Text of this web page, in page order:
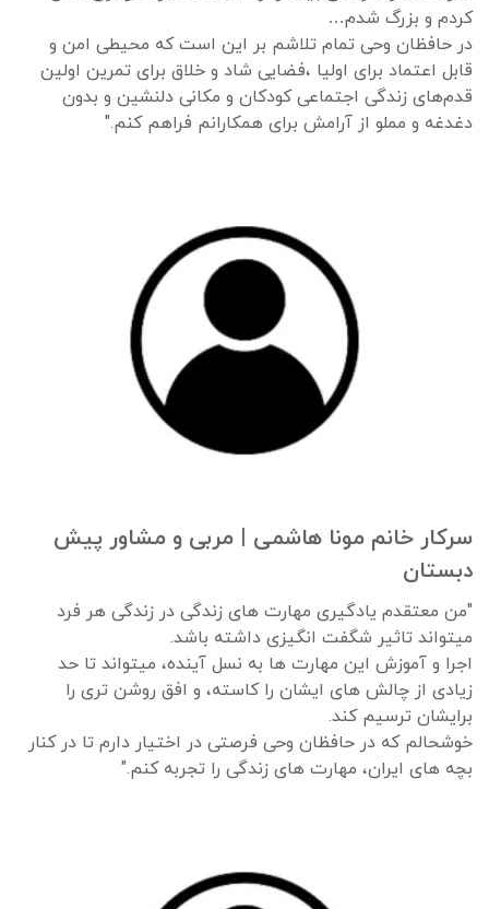
کردم و بزرگ شدم…
در حافظان وحی تمام تلاشم بر این است که محیطی امن و
قابل اعتماد برای اولیا ،فضایی شاد و خلاق برای تمرین اولین
قدم‌های زندگی اجتماعی کودکان و مکانی دلنشین و بدون
دغدغه و مملو از آرامش برای همکارانم فراهم کنم."
سرکار خانم مونا هاشمی | مربی و مشاور پیش
دبستان
"من معتقدم یادگیری مهارت های زندگی در زندگی هر فرد
میتواند تاثیر شگفت انگیزی داشته باشد.
اجرا و آموزش این مهارت ها به نسل آینده، میتواند تا حد
زیادی از چالش های ایشان را کاسته، و افق روشن تری را
برایشان ترسیم کند.
خوشحالم که در حافظان وحی فرصتی در اختیار دارم تا در کنار
بچه های ایران، مهارت های زندگی را تجربه کنم."